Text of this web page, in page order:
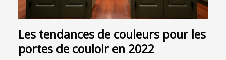
Les tendances de couleurs pour les
portes de couloir en 2022